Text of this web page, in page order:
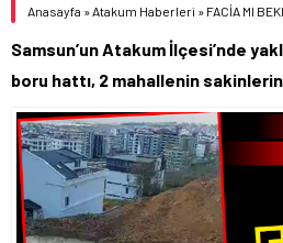
DOLAR
55,0063
Anasayfa »Atakum Haberleri » FACİA MI
Samsun’un Atakum İlçesi’nde
boru hattı, 2 mahallenin